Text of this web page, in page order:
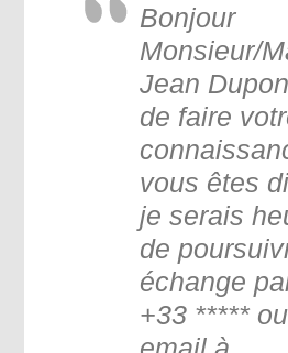
Bonjour
Monsieur/
Jean
de faire
vous êtes
je serais
de
échange
+33 *****